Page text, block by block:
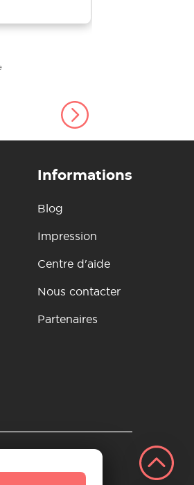
Informations
Blog
Impression
Centre d'aide
Nous contacter
Partenaires